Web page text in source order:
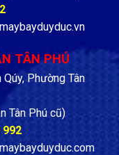
TÂN PHÚ
Phường Tân
Tân Phú cũ)
992